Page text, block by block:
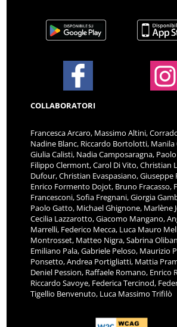
COLLABORATORI
Francesca Arcaro, Massimo Altini,
Nadine Blanc, Riccardo Bortolotti, Manila
Giulia Calisti, Nadia Camposaragna,
Filippo Clermont, Carol Di Vito, Christian
Dufour, Christian Evaspasiano, Giuseppe
Enrico Formento Dojot, Bruno Fracasso,
Francesconi, Sofia Fregnani, Giorgia
Paolo Gatto, Michael Ghignone, Marlène
Cecilia Lazzarotto, Giacomo Mangano,
Marrelli, Federico Mecca, Luca Mauro
Montrosset, Matteo Nigra, Sabrina
Emiliano Pala, Gabriele Peloso, Maurizio
Ponsetto, Andrea Portigliatti, Mattia
Deniel Pession, Raffaele Romano, Enrico
Riccardo Savoye, Federica Tercinod,
Tigellio Benvenuto, Luca Massimo Trifilò